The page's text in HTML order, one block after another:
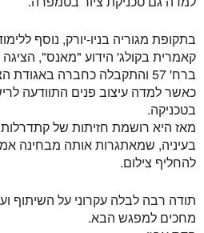
בתקופת מגוריה בניו-יורק, נוסף
קאמרית בקולג' הידוע "מאנס",
ברח' 57 והתקבלה כחברה באגודת הציירים והפסלים של ניו-יורק.
כאשר למדה עיצוב פנים התוודעה
בטכניקה.
מאז היא רושמת חזיתות של קתדרלות
בעיניה, שמאתגרות אותה מבחינה
להחליף צילום.
תודה רבה לבלה עקרוני על השיתוף
מחכים למפגש הבא.